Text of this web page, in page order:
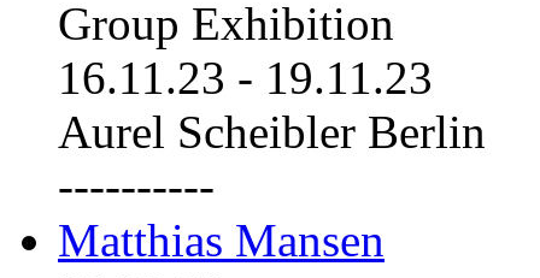
Group Exhibition
16.11.23 - 19.11.23
Aurel Scheibler Berlin
----------
Matthias Mansen